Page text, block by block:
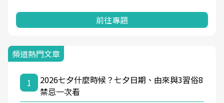
前往專題
頻道熱門文章
1
2026七夕什麼時候？七夕日期、由來與3習俗8
禁忌一次看